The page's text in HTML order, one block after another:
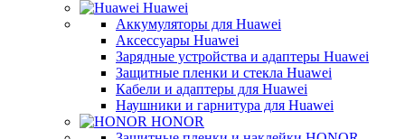
Huawei
Аккумуляторы для Huawei
Аксессуары Huawei
Зарядные устройства и адаптеры Huawei
Защитные пленки и стекла Huawei
Кабели и адаптеры для Huawei
Наушники и гарнитура для Huawei
HONOR